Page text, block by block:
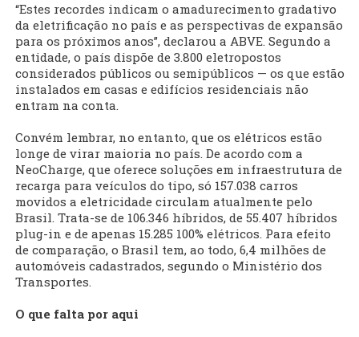
“Estes recordes indicam o amadurecimento gradativo
da eletrificação no país e as perspectivas de expansão
para os próximos anos”, declarou a ABVE. Segundo a
entidade, o país dispõe de 3.800 eletropostos
considerados públicos ou semipúblicos — os que estão
instalados em casas e edifícios residenciais não
entram na conta.
Convém lembrar, no entanto, que os elétricos estão
longe de virar maioria no país. De acordo com a
NeoCharge, que oferece soluções em infraestrutura de
recarga para veículos do tipo, só 157.038 carros
movidos a eletricidade circulam atualmente pelo
Brasil. Trata-se de 106.346 híbridos, de 55.407 híbridos
plug-in e de apenas 15.285 100% elétricos. Para efeito
de comparação, o Brasil tem, ao todo, 6,4 milhões de
automóveis cadastrados, segundo o Ministério dos
Transportes.
O que falta por aqui